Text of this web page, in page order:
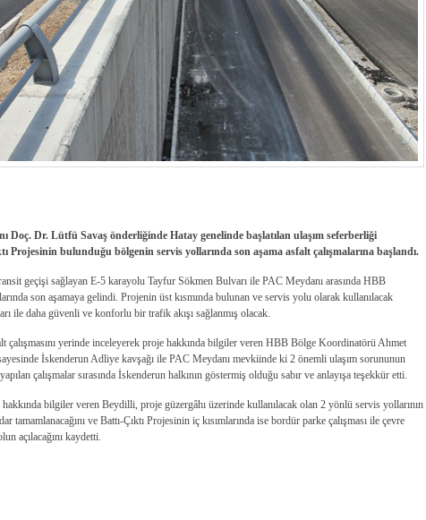
Doç. Dr. Lütfü Savaş önderliğinde Hatay genelinde başlatılan ulaşım seferberliği
Projesinin bulunduğu bölgenin servis yollarında son aşama asfalt çalışmalarına başlandı.
geçişi sağlayan E-5 karayolu Tayfur Sökmen Bulvarı ile PAC Meydanı arasında HBB
son aşamaya gelindi. Projenin üst kısmında bulunan ve servis yolu olarak kullanılacak
ile daha güvenli ve konforlu bir trafik akışı sağlanmış olacak.
çalışmasını yerinde inceleyerek proje hakkında bilgiler veren HBB Bölge Koordinatörü Ahmet
İskenderun Adliye kavşağı ile PAC Meydanı mevkiinde ki 2 önemli ulaşım sorununun
çalışmalar sırasında İskenderun halkının göstermiş olduğu sabır ve anlayışa teşekkür etti.
hakkında bilgiler veren Beydilli, proje güzergâhı üzerinde kullanılacak olan 2 yönlü servis yollarının
tamamlanacağını ve Battı-Çıktı Projesinin iç kısımlarında ise bordür parke çalışması ile çevre
açılacağını kaydetti.